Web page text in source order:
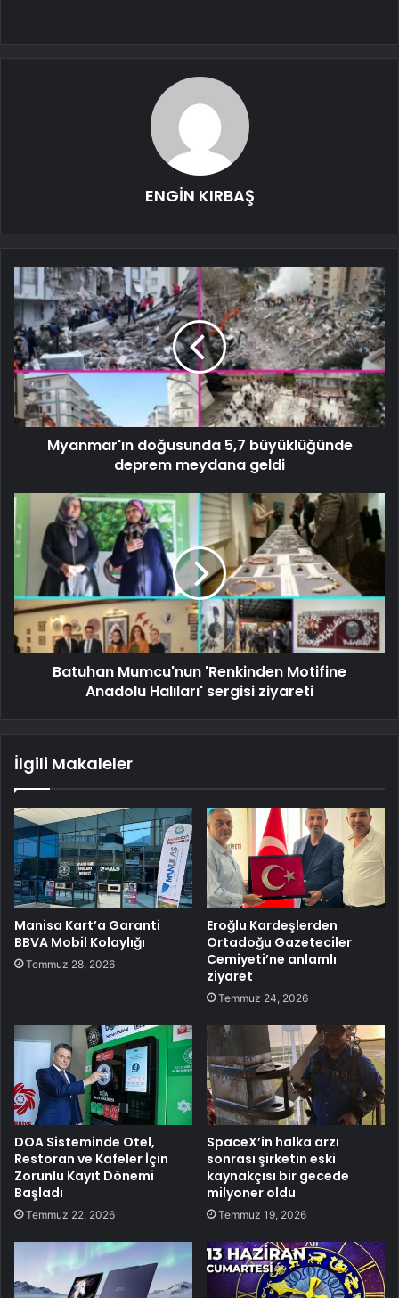
ENGİN KIRBAŞ
Myanmar'ın doğusunda 5,7 büyüklüğünde
deprem meydana geldi
Batuhan Mumcu'nun 'Renkinden Motifine
Anadolu Halıları' sergisi ziyareti
İlgili Makaleler
Manisa Kart’a Garanti
BBVA Mobil Kolaylığı
Temmuz 28, 2026
Eroğlu Kardeşlerden
Ortadoğu Gazeteciler
Cemiyeti’ne anlamlı
ziyaret
Temmuz 24, 2026
DOA Sisteminde Otel,
Restoran ve Kafeler İçin
Zorunlu Kayıt Dönemi
Başladı
Temmuz 22, 2026
SpaceX’in halka arzı
sonrası şirketin eski
kaynakçısı bir gecede
milyoner oldu
Temmuz 19, 2026